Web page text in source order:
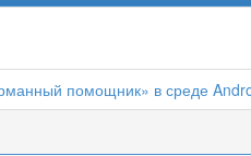
помощник» в среде